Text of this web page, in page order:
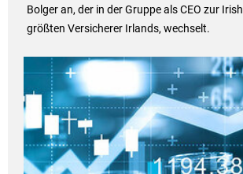
Bolger an, der in der Gruppe als CEO zur
größten Versicherer Irlands, wechselt.